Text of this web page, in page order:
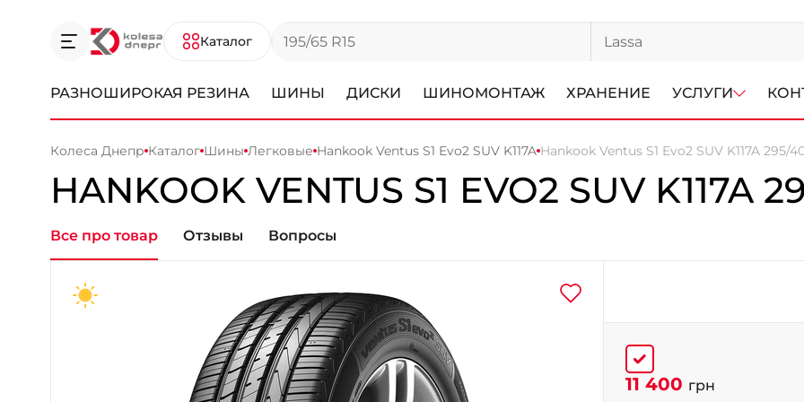
Каталог
РАЗНОШИРОКАЯ РЕЗИНА ШИНЫ ДИСКИ ШИНОМОНТАЖ ХРАНЕНИЕ УСЛУГИ
Колеса Днепр Каталог Шины Легковые Hankook Ventus S1 Evo2 SUV K117A Hankook Ventus S1 Evo2 SUV K117A 295/40
HANKOOK VENTUS S1 EVO2 SUV K117A
Все про товар Отзывы Вопросы
11 400 грн